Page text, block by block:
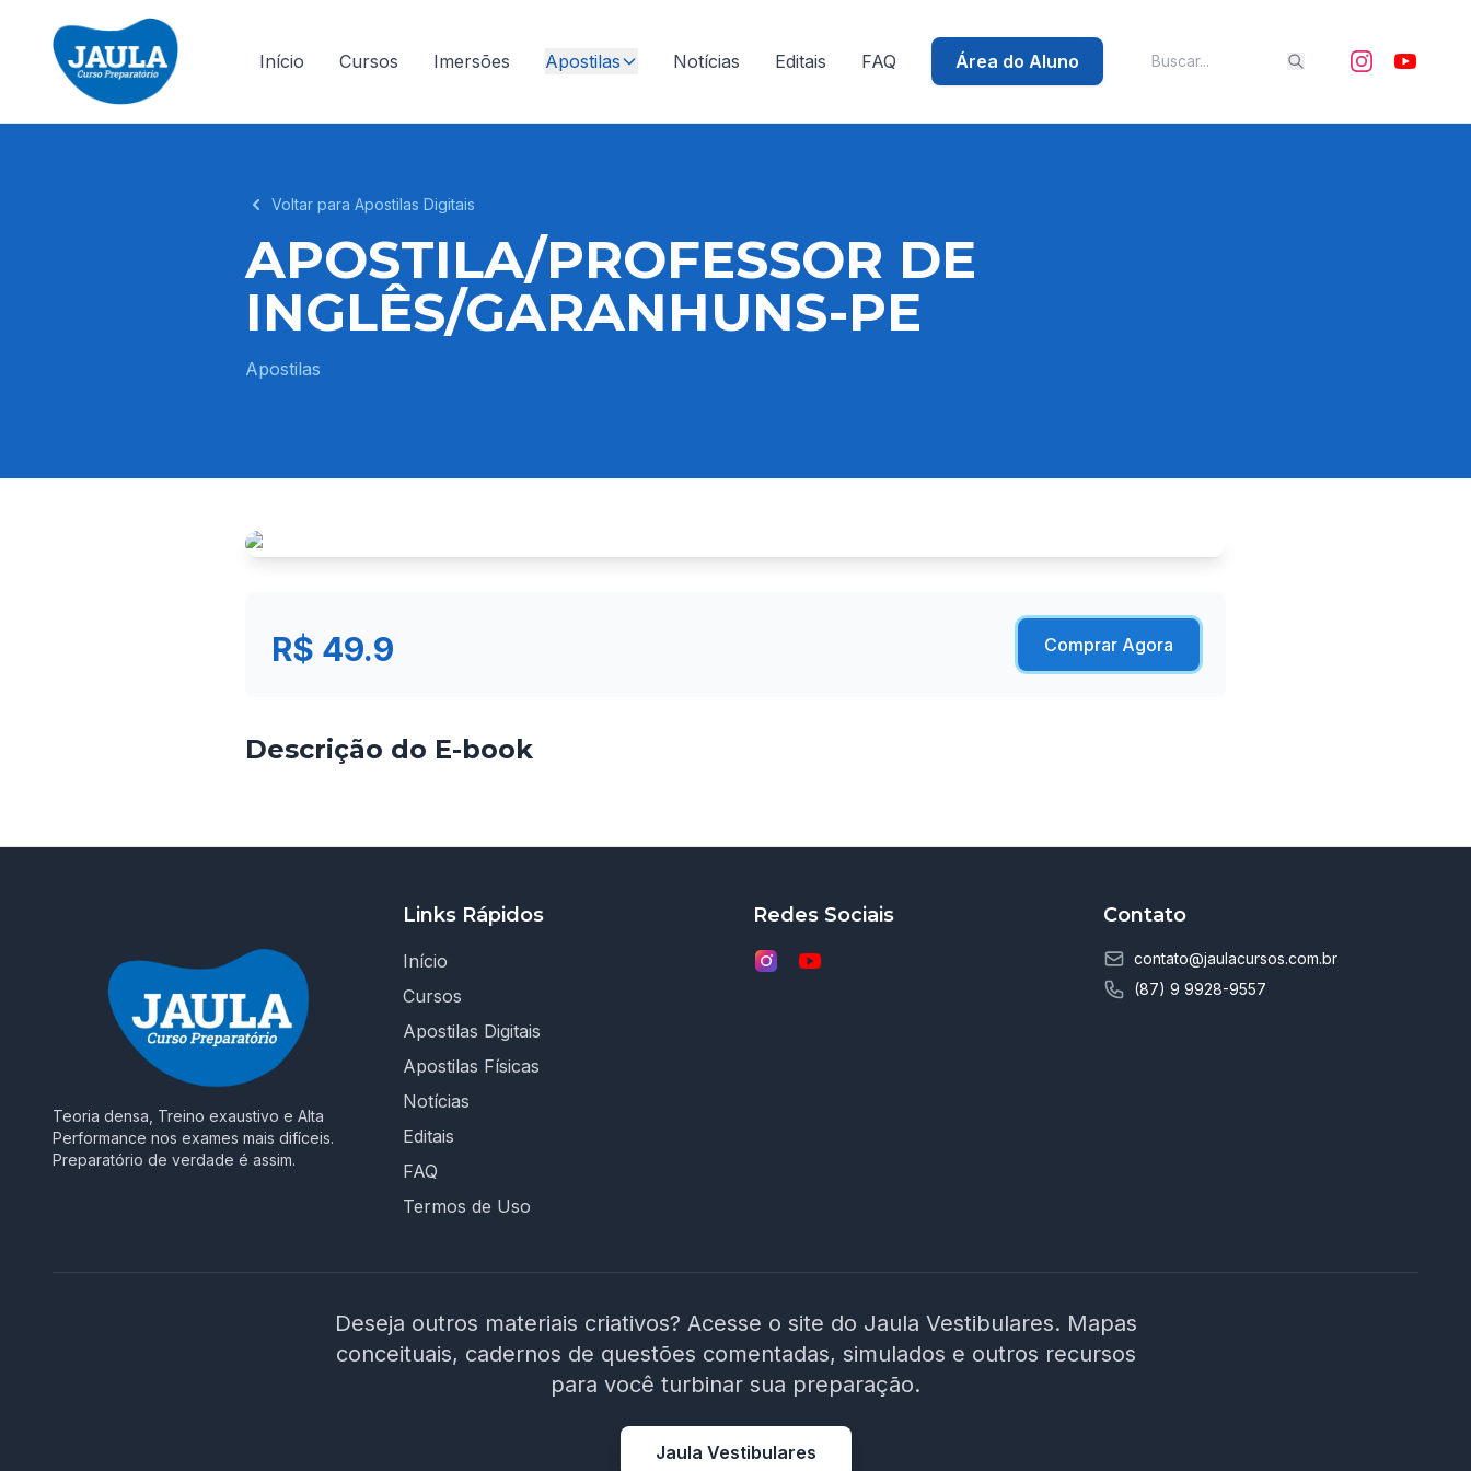
Início Cursos Imersões Apostilas Notícias Editais FAQ Área do Aluno
Voltar para Apostilas Digitais
APOSTILA/PROFESSOR DE
INGLÊS/GARANHUNS-PE
Apostilas
R$ 49.9 Comprar Agora
Descrição do E-book
Teoria densa, Treino exaustivo e Alta
Performance nos exames mais difíceis.
Preparatório de verdade é assim.
Links Rápidos
Início
Cursos
Apostilas Digitais
Apostilas Físicas
Notícias
Editais
FAQ
Termos de Uso
Redes Sociais Contato
contato@jaulacursos.com.br
(87) 9 9928-9557
Deseja outros materiais criativos? Acesse o site do Jaula Vestibulares. Mapas
conceituais, cadernos de questões comentadas, simulados e outros recursos
para você turbinar sua preparação.
Jaula Vestibulares